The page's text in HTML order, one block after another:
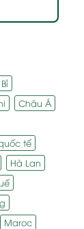
Bỉ
Châu Á
tế
Hà Lan
Maroc